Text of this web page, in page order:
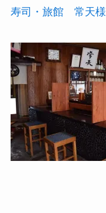
寿司・旅館 常天様